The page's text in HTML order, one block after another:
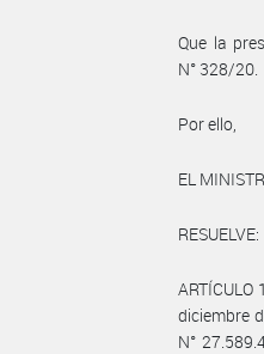
Que la
N° 328/20.
Por ello,
EL
RESUELVE:
diciembre
N°